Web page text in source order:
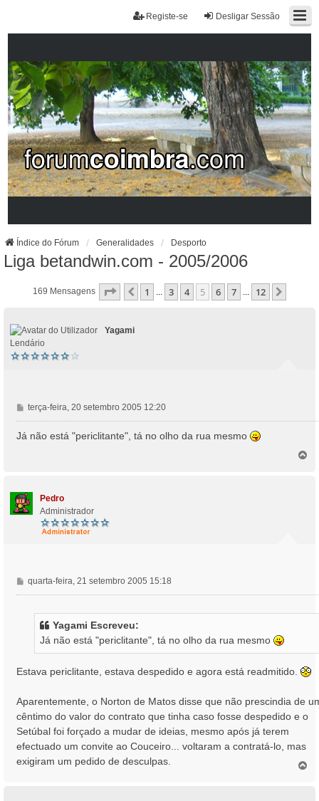
Desligar Sessão
Registe-se
Índice do Fórum Generalidades Desporto
Liga betandwin.com - 2005/2006
169 Mensagens Página De12
Anterior
1 ... 3 4 5 6 7 ... 12
Yagami
Lendário
M
e
n
m
terça-feira, 20 setembro 2005 12:20
Já não está "periclitante", tá no olho da rua mesmo
Pedro
Administrador
M
e
m
quarta-feira, 21 setembro 2005 15:18
Yagami Escreveu:
Já não está "periclitante", tá no olho da rua mesmo
Estava periclitante, estava despedido e agora está readmitido.
Aparentemente, o Norton de Matos disse que não prescindia de
cêntimo do valor do contrato que tinha caso fosse despedido e o
Setúbal foi forçado a mudar de ideias, mesmo após já terem
efectuado um convite ao Couceiro... voltaram a contratá-lo, mas
exigiram um pedido de desculpas.